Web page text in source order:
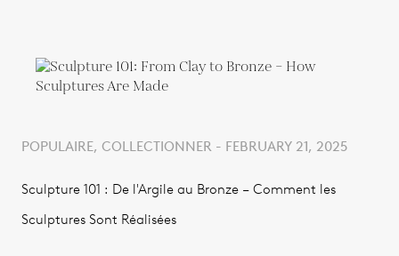
POPULAIRE, COLLECTIONNER - FEBRUARY 21, 2025
Sculpture 101 : De l'Argile au Bronze – Comment les
Sculptures Sont Réalisées